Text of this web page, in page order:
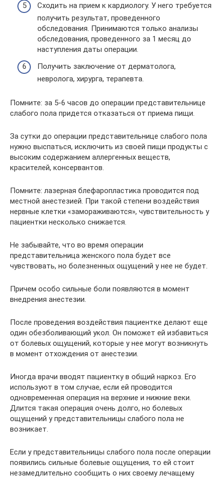
Сходить на прием к кардиологу. У него требуется
получить результат, проведенного
обследования. Принимаются только анализы
обследования, проведенного за 1 месяц до
наступления даты операции.
Получить заключение от дерматолога,
невролога, хирурга, терапевта.
Помните: за 5-6 часов до операции представительнице
слабого пола придется отказаться от приема пищи.
За сутки до операции представительнице слабого пола
нужно выспаться, исключить из своей пищи продукты с
высоким содержанием аллергенных веществ,
красителей, консервантов.
Помните: лазерная блефаропластика проводится под
местной анестезией. При такой степени воздействия
нервные клетки «замораживаются», чувствительность у
пациентки несколько снижается.
Не забывайте, что во время операции
представительница женского пола будет все
чувствовать, но болезненных ощущений у нее не будет.
Причем особо сильные боли появляются в момент
внедрения анестезии.
После проведения воздействия пациентке делают еще
один обезболивающий укол. Он поможет ей избавиться
от болевых ощущений, которые у нее могут возникнуть
в момент отхождения от анестезии.
Иногда врачи вводят пациентку в общий наркоз. Его
используют в том случае, если ей проводится
одновременная операция на верхние и нижние веки.
Длится такая операция очень долго, но болевых
ощущений у представительницы слабого пола не
возникает.
Если у представительницы слабого пола после операции
появились сильные болевые ощущения, то ей стоит
незамедлительно сообщить о них своему лечащему